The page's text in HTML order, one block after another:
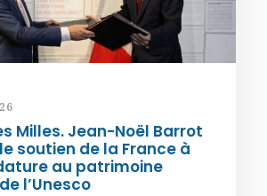
Milles. Jean-Noël Barrot
soutien de la France à
au patrimoine
l’Unesco